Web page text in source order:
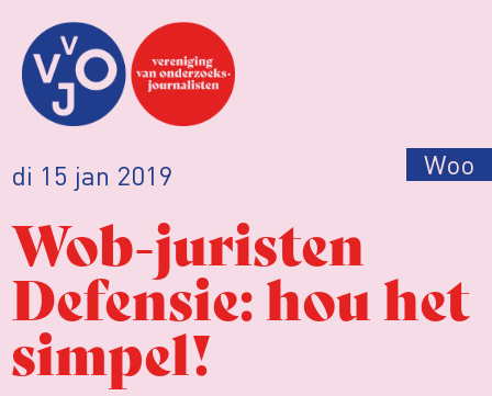
di 15 jan 2019 Woo
Wob-juristen
Defensie: hou het
simpel!